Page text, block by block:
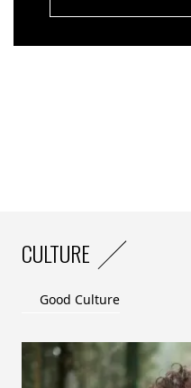
CULTURE
Good Culture